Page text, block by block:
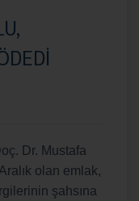
Dr. Mustafa
olan emlak,
şahsına